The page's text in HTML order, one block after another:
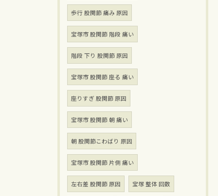
歩行 股関節 痛み 原因
宝塚市 股関節 階段 痛い
階段 下り 股関節 原因
宝塚市 股関節 座る 痛い
座りすぎ 股関節 原因
宝塚市 股関節 朝 痛い
朝 股関節こわばり 原因
宝塚市 股関節 片側 痛い
左右差 股関節 原因 宝塚 整体 回数